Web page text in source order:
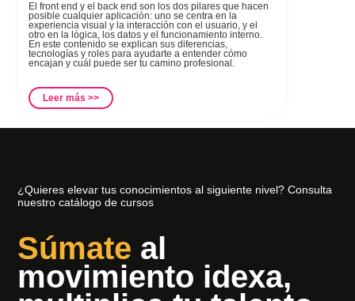
El front end y el back end son los dos pilares que hacen
posible cualquier aplicación: uno se centra en la
experiencia visual y la interacción con el usuario, y el
otro en la lógica, los datos y el funcionamiento interno.
En este contenido se explican sus diferencias,
tecnologías y roles para ayudarte a entender cómo
encajan y cuál puede ser tu camino profesional.
Leer más >>
¿Quieres elevar tus conocimientos al siguiente nivel? Consulta
nuestro catálogo de cursos
Súmate al
movimiento idexa,